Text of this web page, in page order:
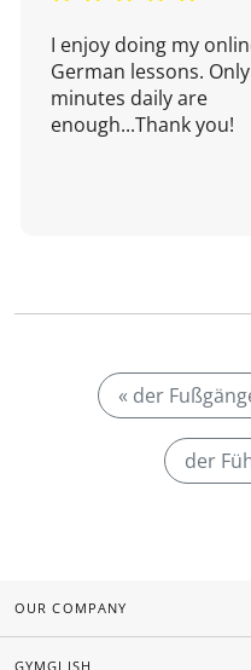
I enjoy doing my
German lessons.
minutes daily are
enough...Thank you!
« der
der
OUR COMPANY
GYMGLISH